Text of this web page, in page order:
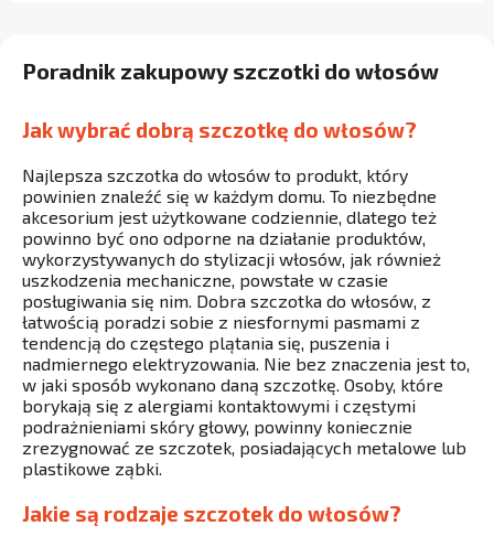
Poradnik zakupowy szczotki do włosów
Jak wybrać dobrą szczotkę do włosów?
Najlepsza szczotka do włosów to produkt, który
powinien znaleźć się w każdym domu. To niezbędne
akcesorium jest użytkowane codziennie, dlatego też
powinno być ono odporne na działanie produktów,
wykorzystywanych do stylizacji włosów, jak również
uszkodzenia mechaniczne, powstałe w czasie
posługiwania się nim. Dobra szczotka do włosów, z
łatwością poradzi sobie z niesfornymi pasmami z
tendencją do częstego plątania się, puszenia i
nadmiernego elektryzowania. Nie bez znaczenia jest to,
w jaki sposób wykonano daną szczotkę. Osoby, które
borykają się z alergiami kontaktowymi i częstymi
podrażnieniami skóry głowy, powinny koniecznie
zrezygnować ze szczotek, posiadających metalowe lub
plastikowe ząbki.
Jakie są rodzaje szczotek do włosów?